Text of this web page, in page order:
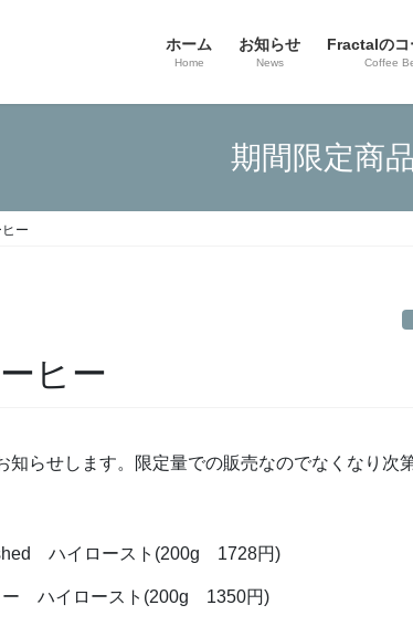
ホーム
Home
お知らせ
News
Fractalのコ
Coffee
期間限定商品
ー
ヒー
らせします。限定量での販売なのでなくなり次
ハイロースト(200g 1728円)
ハイロースト(200g 1350円)